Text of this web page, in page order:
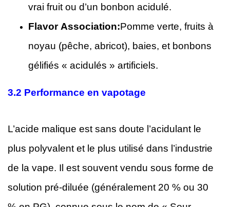
vrai fruit ou d’un bonbon acidulé.
Flavor Association:Pomme verte, fruits à
noyau (pêche, abricot), baies, et bonbons
gélifiés « acidulés » artificiels.
3.2 Performance en vapotage
L’acide malique est sans doute l’acidulant le
plus polyvalent et le plus utilisé dans l’industrie
de la vape. Il est souvent vendu sous forme de
solution pré-diluée (généralement 20 % ou 30